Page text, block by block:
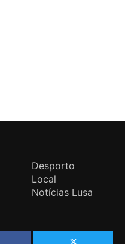
Desporto
Local
Notícias Lusa